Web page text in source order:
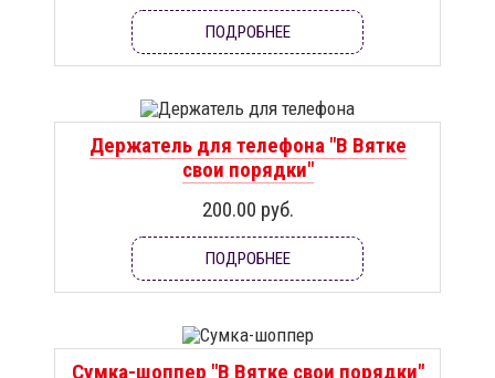
ПОДРОБНЕЕ
Держатель для телефона "В Вятке
свои порядки"
200.00 руб.
ПОДРОБНЕЕ
Сумка-шоппер "В Вятке свои порядки"